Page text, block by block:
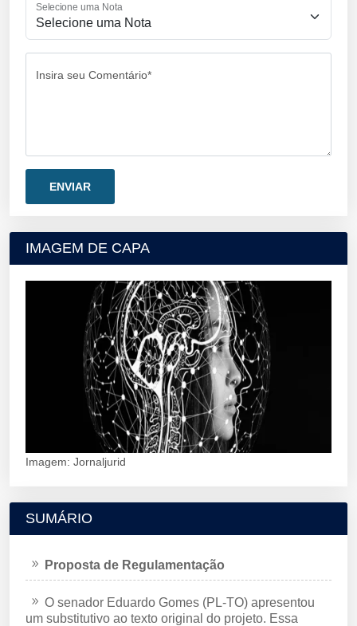
Selecione uma Nota
Insira seu Comentário*
IMAGEM DE CAPA
Imagem: Jornaljurid
SUMÁRIO
Proposta de Regulamentação
O senador Eduardo Gomes (PL-TO) apresentou
um substitutivo ao texto original do projeto. Essa